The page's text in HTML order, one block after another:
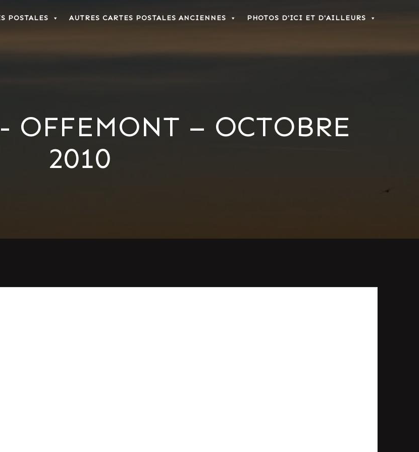
POSTALES AUTRES CARTES POSTALES ANCIENNES PHOTOS D'ICI ET D'AILLEURS
OFFEMONT – OCTOBRE
2010